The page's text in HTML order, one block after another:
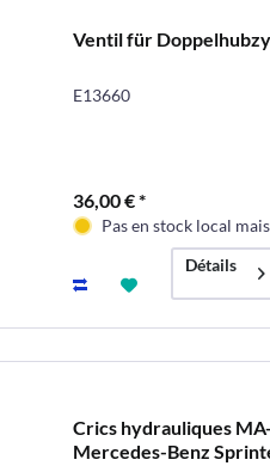
Ventil für
E13660
36,00 € *
Pas en stock local
Détails
Crics hydrauliques
Mercedes-Benz